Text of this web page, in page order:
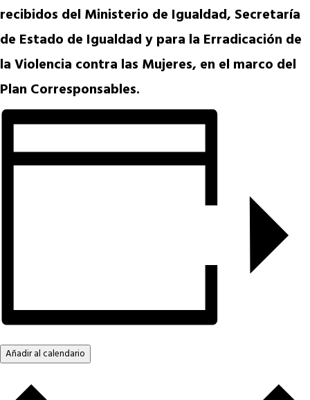
recibidos del Ministerio de Igualdad, Secretaría
de Estado de Igualdad y para la Erradicación de
la Violencia contra las Mujeres, en el marco del
Plan Corresponsables.
Añadir al calendario